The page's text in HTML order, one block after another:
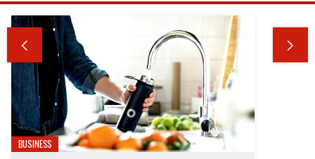
 
BUSINESS